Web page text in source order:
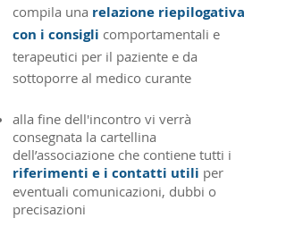
compila una relazione riepilogativa
con i consigli comportamentali e
terapeutici per il paziente e da
sottoporre al medico curante
alla fine dell'incontro vi verrà
consegnata la cartellina
dell’associazione che contiene tutti i
riferimenti e i contatti utili per
eventuali comunicazioni, dubbi o
precisazioni